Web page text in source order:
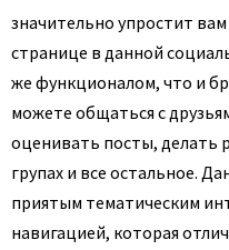
значительно упростит
странице в данной
же функционалом, что и
можете общаться с
оценивать посты, делать
групах и все остальное.
приятым тематическим
навигацией, которая